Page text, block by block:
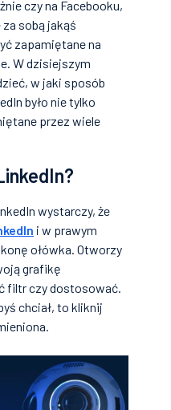
czy na Facebooku,
sobą jakąś
zapamiętane na
W dzisiejszym
w jaki sposób
było nie tylko
przez wiele
wystarczy, że
i w prawym
ołówka. Otworzy
grafikę
filtr czy dostosować.
chciał, to kliknij